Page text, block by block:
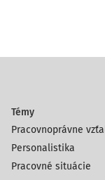
Témy
Pracovnoprávne
Personalistika
Pracovné situácie